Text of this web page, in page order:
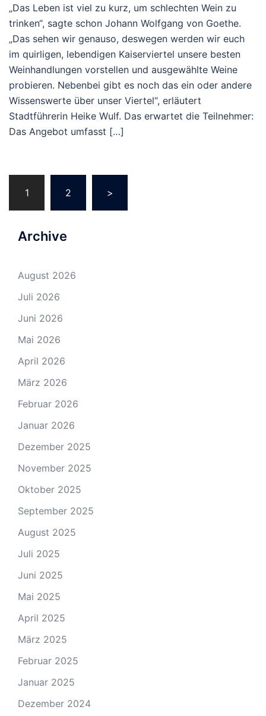
„Das Leben ist viel zu kurz, um schlechten Wein zu
trinken“, sagte schon Johann Wolfgang von Goethe.
„Das sehen wir genauso, deswegen werden wir euch
im quirligen, lebendigen Kaiserviertel unsere besten
Weinhandlungen vorstellen und ausgewählte Weine
probieren. Nebenbei gibt es noch das ein oder andere
Wissenswerte über unser Viertel“, erläutert
Stadtführerin Heike Wulf. Das erwartet die Teilnehmer:
Das Angebot umfasst […]
1 2 >
Archive
August 2026
Juli 2026
Juni 2026
Mai 2026
April 2026
März 2026
Februar 2026
Januar 2026
Dezember 2025
November 2025
Oktober 2025
September 2025
August 2025
Juli 2025
Juni 2025
Mai 2025
April 2025
März 2025
Februar 2025
Januar 2025
Dezember 2024